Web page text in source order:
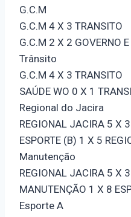
G.C.M
G.C.M 4 X 3 TRANSITO
G.C.M 2 X 2 GOVERNO
Trânsito
G.C.M 4 X 3 TRANSITO
SAÚDE WO 0 X 1
Regional do Jacira
REGIONAL JACIRA 5 X
ESPORTE (B) 1 X 5
Manutenção
REGIONAL JACIRA 5 X
MANUTENÇÃO 1 X 8
Esporte A